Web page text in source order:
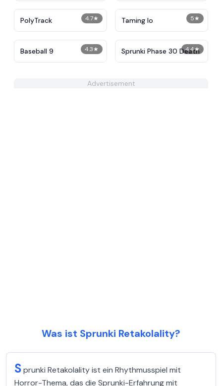
4.7★
PolyTrack 5★
Taming Io
4.3★
Baseball 9 4.4★
Sprunki Phase 30 Death
Advertisement
Was ist Sprunki Retakolality?
Sprunki Retakolality ist ein Rhythmusspiel mit
Horror-Thema, das die Sprunki-Erfahrung mit